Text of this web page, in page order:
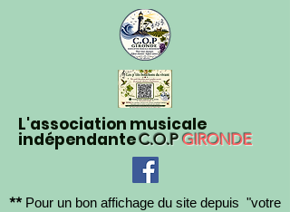
L'association musicale
indépendanteC.O.PGIRONDE
** Pour un bon affichage du site depuis "votre